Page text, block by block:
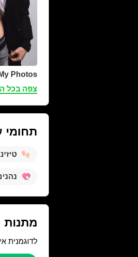
My Photos
צפה בכל
תחומי
מתנות
לדוגמנית